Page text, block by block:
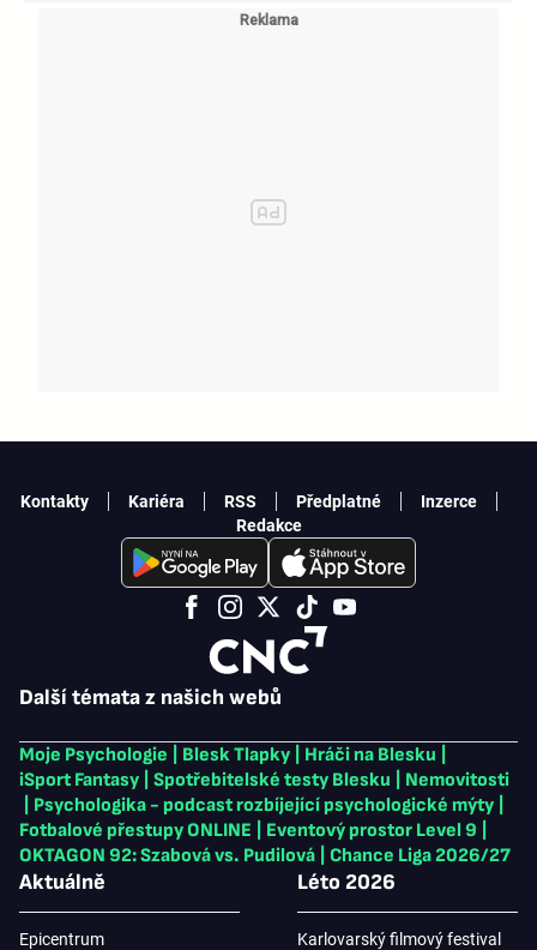
Další témata z našich webů
Moje Psychologie Blesk Tlapky Hráči na Blesku
iSport Fantasy
Spotřebitelské testy Blesku
Nemovitosti
Psychologika - podcast rozbíjející psychologické mýty
Fotbalové přestupy ONLINE
Eventový prostor Level 9
OKTAGON 92: Szabová vs. Pudilová
Chance Liga 2026/27
Aktuálně
Epicentrum
Léto 2026
Karlovarský filmový festival
Kontakty Kariéra RSS Předplatné
Inzerce
Redakce